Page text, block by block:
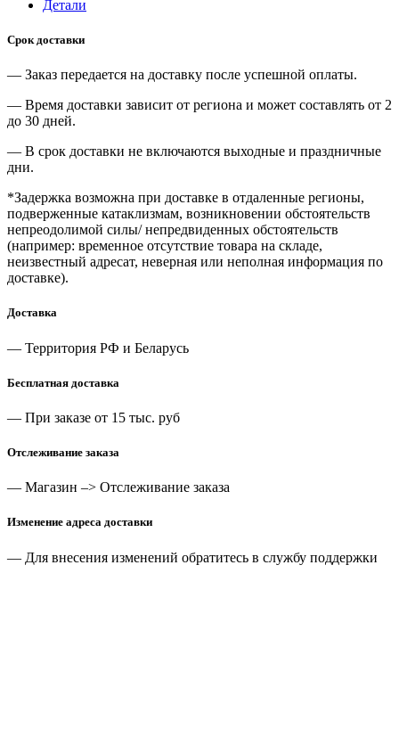
Детали
Срок доставки
— Заказ передается на доставку после успешной оплаты.
— Время доставки зависит от региона и может составлять от 2
до 30 дней.
— В срок доставки не включаются выходные и праздничные
дни.
*Задержка возможна при доставке в отдаленные регионы,
подверженные катаклизмам, возникновении обстоятельств
непреодолимой силы/ непредвиденных обстоятельств
(например: временное отсутствие товара на складе,
неизвестный адресат, неверная или неполная информация по
доставке).
Доставка
— Территория РФ и Беларусь
Бесплатная доставка
— При заказе от 15 тыс. руб
Отслеживание заказа
— Магазин –> Отслеживание заказа
Изменение адреса доставки
— Для внесения изменений обратитесь в службу поддержки